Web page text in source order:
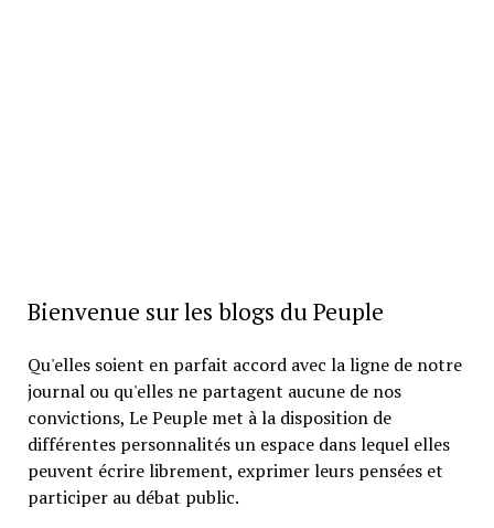
Bienvenue sur les blogs du Peuple
Qu'elles soient en parfait accord avec la ligne de notre
journal ou qu'elles ne partagent aucune de nos
convictions, Le Peuple met à la disposition de
différentes personnalités un espace dans lequel elles
peuvent écrire librement, exprimer leurs pensées et
participer au débat public.